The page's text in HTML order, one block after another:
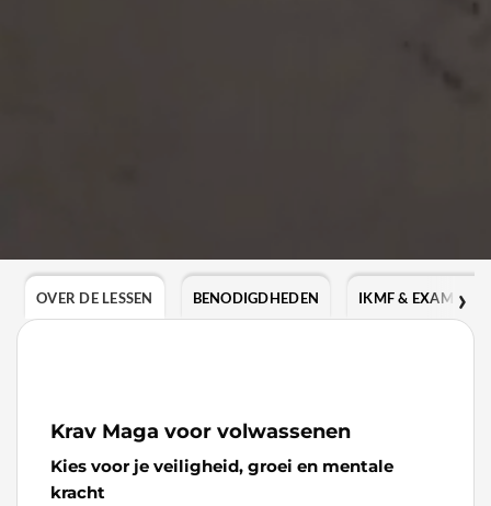
OVER DE LESSEN BENODIGDHEDEN IKMF & EXAMENS
Krav Maga voor volwassenen
Kies voor je veiligheid, groei en mentale
kracht